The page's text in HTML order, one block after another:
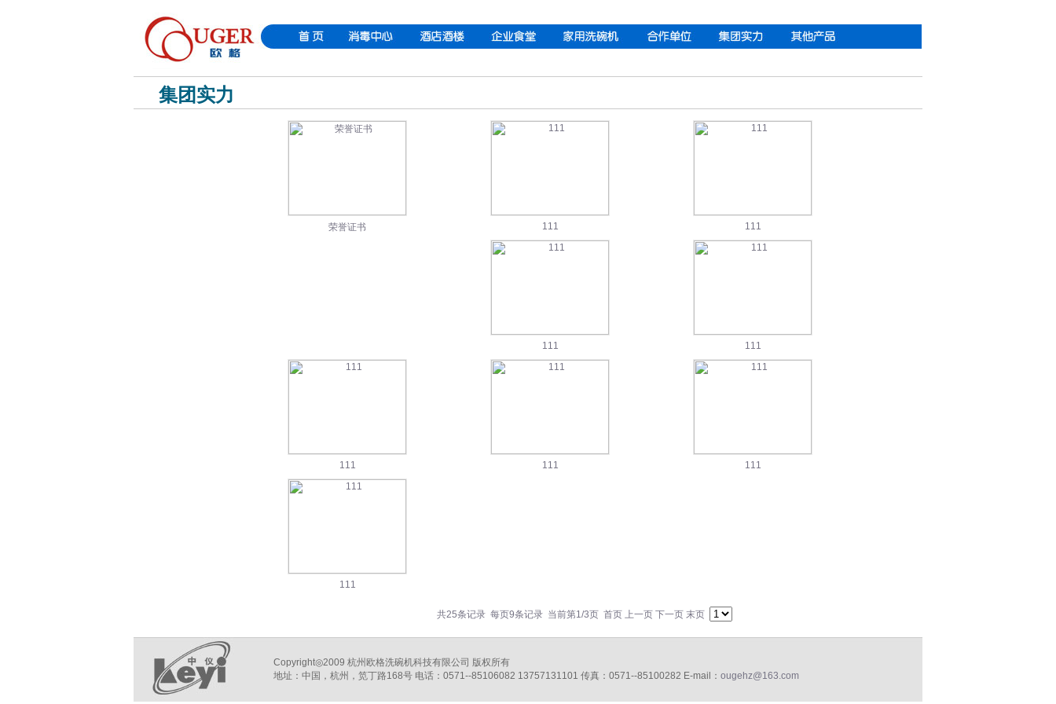
集团实力
荣誉证书 111 111
111 111
111 111 111
111
共25条记录 每页9条记录 当前第1/3页 首页 上一页 下一页 末页
Copyright◎2009 杭州欧格洗碗机科技有限公司 版权所有
地址：中国，杭州，笕丁路168号 电话：0571--85106082 13757131101 传真：0571--85100282 E-mail： ougehz@163.com